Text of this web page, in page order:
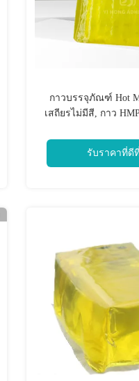
กาวบรรจุภัณฑ์ Hot
เสถียรไม่มีสี, กาว
รับราคาที่ดี